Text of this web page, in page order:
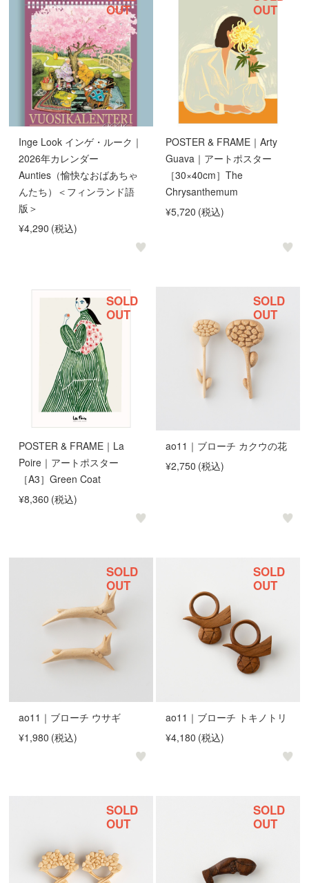
Inge Look インゲ・ルーク｜
2026年カレンダー
Aunties（愉快なおばあちゃ
んたち）＜フィンランド語
版＞
¥4,290 (税込)
OUT
POSTER & FRAME｜Arty
Guava｜アートポスター
［30×40cm］The
Chrysanthemum
¥5,720 (税込)
OUT
POSTER & FRAME｜La
Poire｜アートポスター
［A3］Green Coat
¥8,360 (税込)
SOLD
OUT
ao11｜ブローチ カクウの花
¥2,750 (税込)
SOLD
OUT
ao11｜ブローチ ウサギ
¥1,980 (税込)
SOLD
OUT
ao11｜ブローチ トキノトリ
¥4,180 (税込)
SOLD
OUT
SOLD
OUT
SOLD
OUT